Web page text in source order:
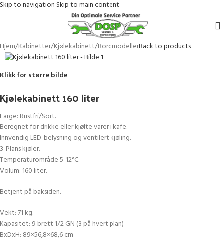
Skip to navigation Skip to main content
Hjem/Kabinetter/Kjølekabinett/BordmodellerBack to products
Klikk for større bilde
Kjølekabinett 160 liter
Farge: Rustfri/Sort.
Beregnet for drikke eller kjølte varer i kafe.
Innvendig LED-belysning og ventilert kjøling.
3-Plans kjøler.
Temperaturområde 5-12°C.
Volum: 160 liter.
Betjent på baksiden.
Vekt: 71 kg.
Kapasitet: 9 brett 1/2 GN (3 på hvert plan)
BxDxH: 89×56,8×68,6 cm